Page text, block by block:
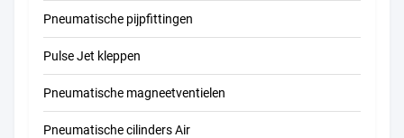
Pneumatische pijpfittingen
Pulse Jet kleppen
Pneumatische magneetventielen
Pneumatische cilinders Air